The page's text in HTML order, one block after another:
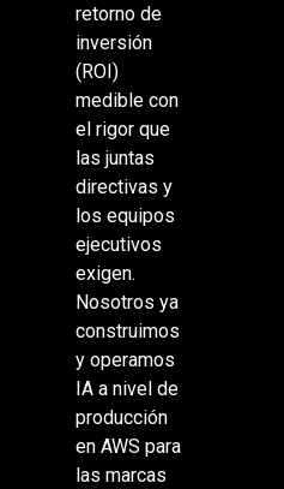
retorno de
inversión
(ROI)
medible con
el rigor que
las juntas
directivas y
los equipos
ejecutivos
exigen.
Nosotros ya
construimos
y operamos
IA a nivel de
producción
en AWS para
las marcas